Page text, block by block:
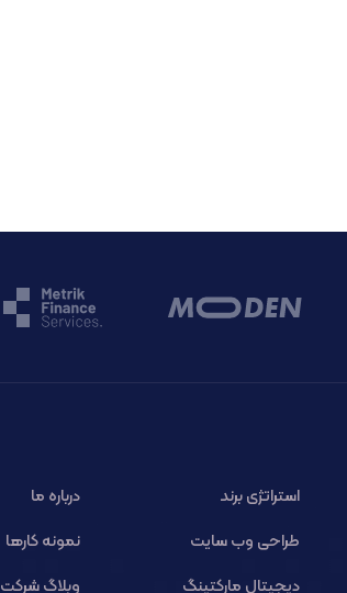
استراتژی برند درباره ما
طراحی وب سایت
نمونه کارها
دیجیتال مارکتینگ
وبلاگ شرکت